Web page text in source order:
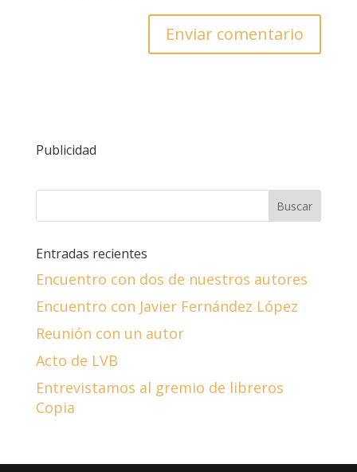
Publicidad
Entradas recientes
Encuentro con dos de nuestros autores
Encuentro con Javier Fernández López
Reunión con un autor
Acto de LVB
Entrevistamos al gremio de libreros
Copia